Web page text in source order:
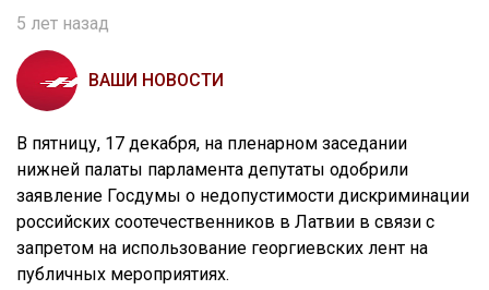
5 лет назад
ВАШИ НОВОСТИ
В пятницу, 17 декабря, на пленарном заседании
нижней палаты парламента депутаты одобрили
заявление Госдумы о недопустимости дискриминации
российских соотечественников в Латвии в связи с
запретом на использование георгиевских лент на
публичных мероприятиях.